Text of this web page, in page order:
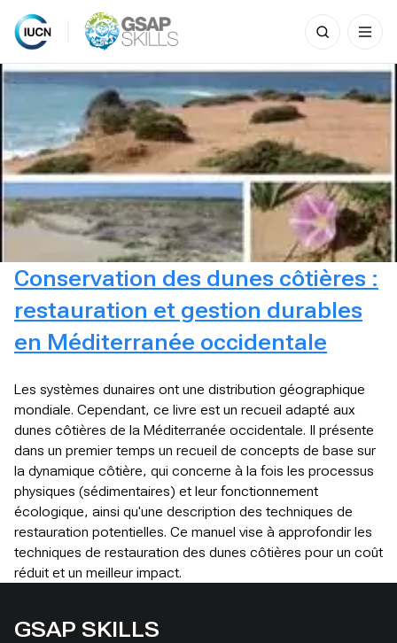
Skip
to
Search
for:
Conservation des dunes côtières :
restauration et gestion durables
en Méditerranée occidentale
Les systèmes dunaires ont une distribution géographique
mondiale. Cependant, ce livre est un recueil adapté aux
dunes côtières de la Méditerranée occidentale. Il présente
dans un premier temps un recueil de concepts de base sur
la dynamique côtière, qui concerne à la fois les processus
physiques (sédimentaires) et leur fonctionnement
écologique, ainsi qu'une description des techniques de
restauration potentielles. Ce manuel vise à approfondir les
techniques de restauration des dunes côtières pour un coût
réduit et un meilleur impact.
GSAP SKILLS